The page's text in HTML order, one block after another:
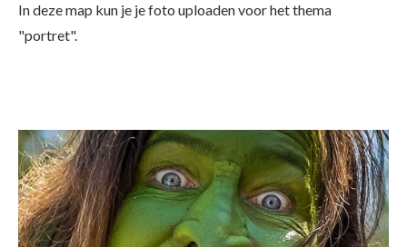
In deze map kun je je foto uploaden voor het thema
"portret".